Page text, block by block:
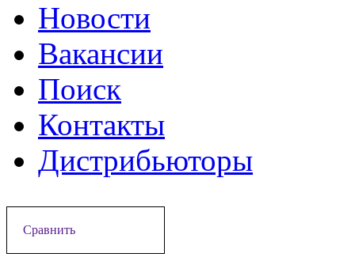
Новости
Вакансии
Поиск
Контакты
Дистрибьюторы
Сравнить